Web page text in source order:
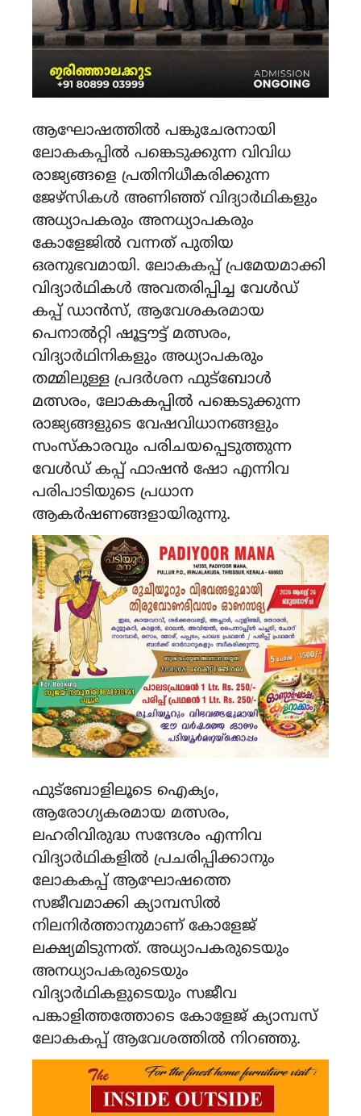
ആഘോഷത്തിൽ പങ്കുചേരനായി
ലോകകപ്പിൽ പങ്കെടുക്കുന്ന വിവിധ
രാജ്യങ്ങളെ പ്രതിനിധീകരിക്കുന്ന
ജേഴ്സികൾ അണിഞ്ഞ് വിദ്യാർഥികളും
അധ്യാപകരും അനധ്യാപകരും
കോളേജില്‍ വന്നത് പുതിയ
ഒരനുഭവമായി. ലോകകപ്പ് പ്രമേയമാക്കി
വിദ്യാർഥികൾ അവതരിപ്പിച്ച വേൾഡ്
കപ്പ് ഡാൻസ്, ആവേശകരമായ
പെനാൽറ്റി ഷൂട്ടൗട്ട് മത്സരം,
വിദ്യാർഥിനികളും അധ്യാപകരും
തമ്മിലുള്ള പ്രദർശന ഫുട്ബോൾ
മത്സരം, ലോകകപ്പിൽ പങ്കെടുക്കുന്ന
രാജ്യങ്ങളുടെ വേഷവിധാനങ്ങളും
സംസ്കാരവും പരിചയപ്പെടുത്തുന്ന
വേൾഡ് കപ്പ് ഫാഷൻ ഷോ എന്നിവ
പരിപാടിയുടെ പ്രധാന
ആകർഷണങ്ങളായിരുന്നു.
ഫുട്ബോളിലൂടെ ഐക്യം,
ആരോഗ്യകരമായ മത്സരം,
ലഹരിവിരുദ്ധ സന്ദേശം എന്നിവ
വിദ്യാർഥികളിൽ പ്രചരിപ്പിക്കാനും
ലോകകപ്പ് ആഘോഷത്തെ
സജീവമാക്കി ക്യാമ്പസില്‍
നിലനിര്‍ത്താനുമാണ് കോളേജ്
ലക്ഷ്യമിടുന്നത്. അധ്യാപകരുടെയും
അനധ്യാപകരുടെയും
വിദ്യാർഥികളുടെയും സജീവ
പങ്കാളിത്തത്തോടെ കോളേജ് ക്യാമ്പസ്
ലോകകപ്പ് ആവേശത്തിൽ നിറഞ്ഞു.